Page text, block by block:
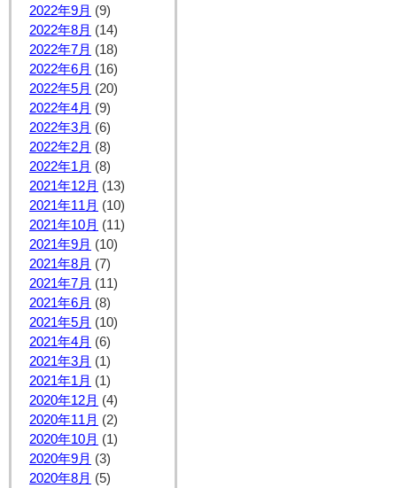
2022年9月 (9)
2022年8月 (14)
2022年7月 (18)
2022年6月 (16)
2022年5月 (20)
2022年4月 (9)
2022年3月 (6)
2022年2月 (8)
2022年1月 (8)
2021年12月 (13)
2021年11月 (10)
2021年10月 (11)
2021年9月 (10)
2021年8月 (7)
2021年7月 (11)
2021年6月 (8)
2021年5月 (10)
2021年4月 (6)
2021年3月 (1)
2021年1月 (1)
2020年12月 (4)
2020年11月 (2)
2020年10月 (1)
2020年9月 (3)
2020年8月 (5)